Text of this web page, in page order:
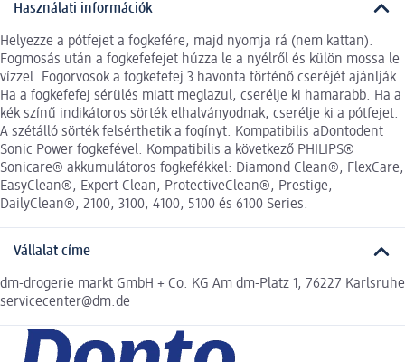
Használati információk
Helyezze a pótfejet a fogkefére, majd nyomja rá (nem kattan).
Fogmosás után a fogkefefejet húzza le a nyélről és külön mossa le
vízzel. Fogorvosok a fogkefefej 3 havonta történő cseréjét ajánlják.
Ha a fogkefefej sérülés miatt meglazul, cserélje ki hamarabb. Ha a
kék színű indikátoros sörték elhalványodnak, cserélje ki a pótfejet.
A szétálló sörték felsérthetik a fogínyt. Kompatibilis aDontodent
Sonic Power fogkefével. Kompatibilis a következő PHILIPS®
Sonicare® akkumulátoros fogkefékkel: Diamond Clean®, FlexCare,
EasyClean®, Expert Clean, ProtectiveClean®, Prestige,
DailyClean®, 2100, 3100, 4100, 5100 és 6100 Series.
Vállalat címe
dm-drogerie markt GmbH + Co. KG Am dm-Platz 1, 76227 Karlsruhe
servicecenter@dm.de